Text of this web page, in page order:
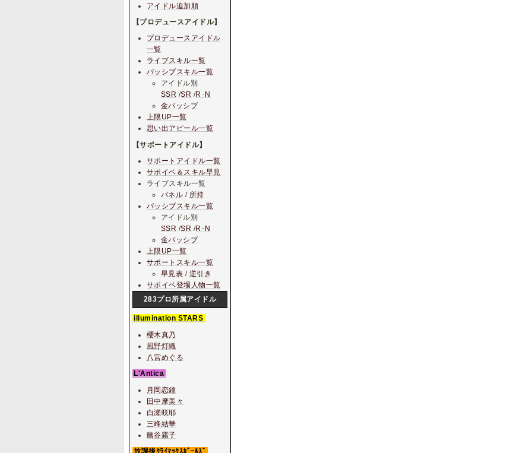
アイドル追加順
【プロデュースアイドル】
プロデュースアイドル
一覧
ライブスキル一覧
パッシブスキル一覧
アイドル別
SSR /SR /R･N
金パッシブ
上限UP一覧
思い出アピール一覧
【サポートアイドル】
サポートアイドル一覧
サポイベ＆スキル早見
ライブスキル一覧
パネル / 所持
パッシブスキル一覧
アイドル別
SSR /SR /R･N
金パッシブ
上限UP一覧
サポートスキル一覧
早見表 / 逆引き
サポイベ登場人物一覧
283プロ所属アイドル
illumination STARS
櫻木真乃
風野灯織
八宮めぐる
L'Antica
月岡恋鐘
田中摩美々
白瀬咲耶
三峰結華
幽谷霧子
放課後ｸﾗｲﾏｯｸｽｶﾞｰﾙｽﾞ